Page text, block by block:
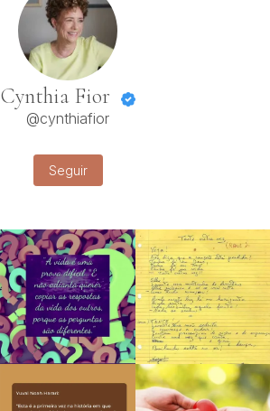
Cynthia Fior
@cynthiafior
Seguir